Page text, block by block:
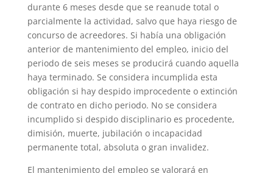
durante 6 meses desde que se reanude total o
parcialmente la actividad, salvo que haya riesgo de
concurso de acreedores. Si había una obligación
anterior de mantenimiento del empleo, inicio del
periodo de seis meses se producirá cuando aquella
haya terminado. Se considera incumplida esta
obligación si hay despido improcedente o extinción
de contrato en dicho periodo. No se considera
incumplido si despido disciplinario es procedente,
dimisión, muerte, jubilación o incapacidad
permanente total, absoluta o gran invalidez.
El mantenimiento del empleo se valorará en